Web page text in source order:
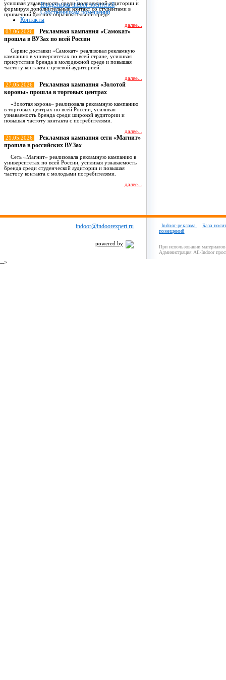
Владельцам indoor носителей
Собственникам помещений
Контакты
усиливая узнаваемость среди молодежной аудитории и
формируя дополнительный контакт со студентами в
привычной для них образовательной среде.
далее...
03.06.2026
Рекламная кампания «Самокат»
прошла в ВУЗах по всей России
Сервис доставки «Самокат» реализовал рекламную
кампанию в университетах по всей стране, усиливая
присутствие бренда в молодежной среде и повышая
частоту контакта с целевой аудиторией.
далее...
27.05.2026
Рекламная кампания «Золотой
короны» прошла в торговых центрах
«Золотая корона» реализовала рекламную кампанию
в торговых центрах по всей России, усиливая
узнаваемость бренда среди широкой аудитории и
повышая частоту контакта с потребителями.
далее...
21.05.2026
Рекламная кампания сети «Магнит»
прошла в российских ВУЗах
Сеть «Магнит» реализовала рекламную кампанию в
университетах по всей России, усиливая узнаваемость
бренда среди студенческой аудитории и повышая
частоту контакта с молодыми потребителями.
далее...
indoor@indoorexpert.ru
powered by
Indoor-реклама
База
помещений
При использовании
Администрация All-Indoor
-->